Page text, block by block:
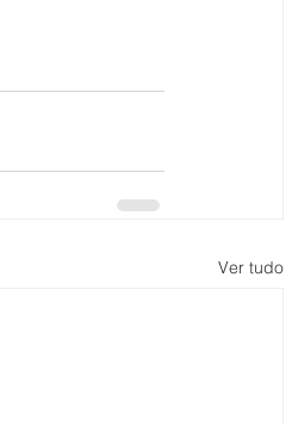
Ver tudo